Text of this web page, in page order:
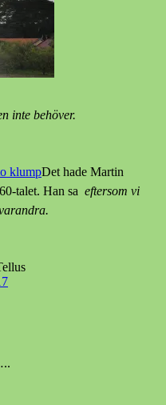
inte behöver.
Det hade Martin
talet. Han sa eftersom vi
varandra.